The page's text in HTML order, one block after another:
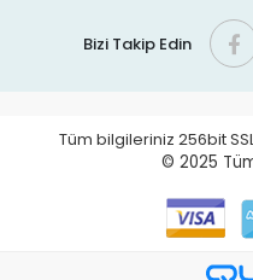
Bizi Takip Edin
Tüm bilgileriniz 256bit
© 2025